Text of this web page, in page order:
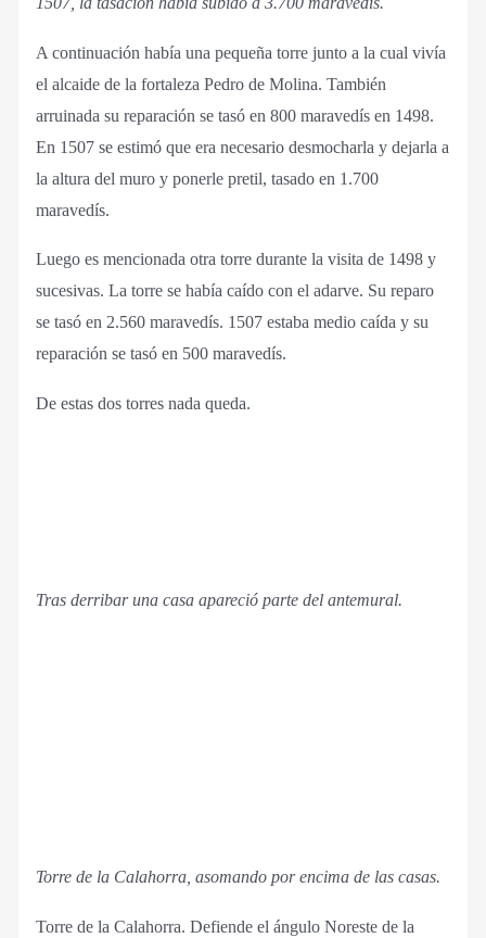
A continuación había una pequeña torre junto a la cual vivía
el alcaide de la fortaleza Pedro de Molina. También
arruinada su reparación se tasó en 800 maravedís en 1498.
En 1507 se estimó que era necesario desmocharla y dejarla a
la altura del muro y ponerle pretil, tasado en 1.700
maravedís.
Luego es mencionada otra torre durante la visita de 1498 y
sucesivas. La torre se había caído con el adarve. Su reparo
se tasó en 2.560 maravedís. 1507 estaba medio caída y su
reparación se tasó en 500 maravedís.
De estas dos torres nada queda.
Tras derribar una casa apareció parte del antemural.
Torre de la Calahorra, asomando por encima de las casas.
Torre de la Calahorra. Defiende el ángulo Noreste de la